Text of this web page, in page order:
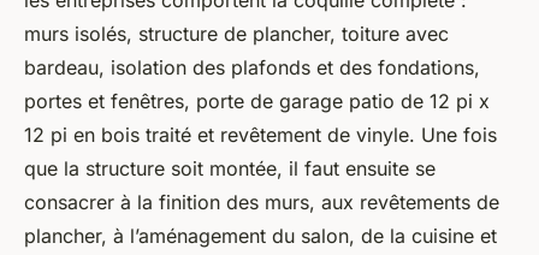
murs isolés, structure de plancher, toiture avec
bardeau, isolation des plafonds et des fondations,
portes et fenêtres, porte de garage patio de 12 pi x
12 pi en bois traité et revêtement de vinyle. Une fois
que la structure soit montée, il faut ensuite se
consacrer à la finition des murs, aux revêtements de
plancher, à l’aménagement du salon, de la cuisine et